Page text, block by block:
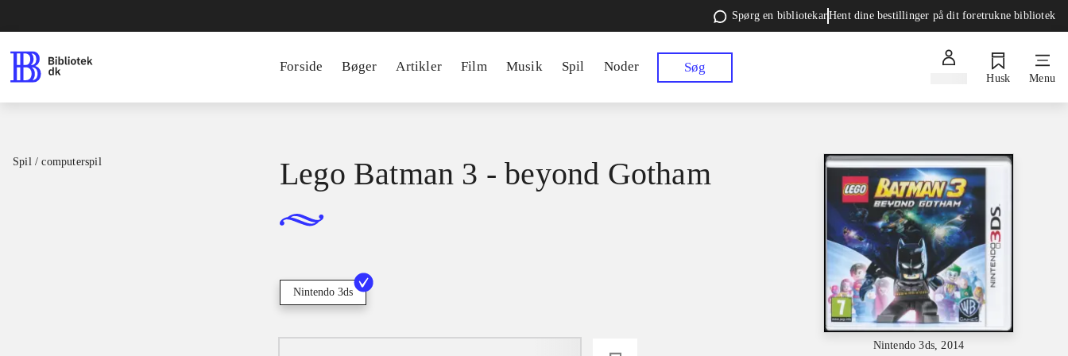
Spørg en bibliotekarHent dine bestillinger på dit foretrukne bibliotek
Forside Bøger Artikler Film Musik Spil Noder Søg
Husk Menu
Spil / computerspil
Nintendo 3ds, 2014
Lego Batman 3 - beyond Gotham
Nintendo 3ds